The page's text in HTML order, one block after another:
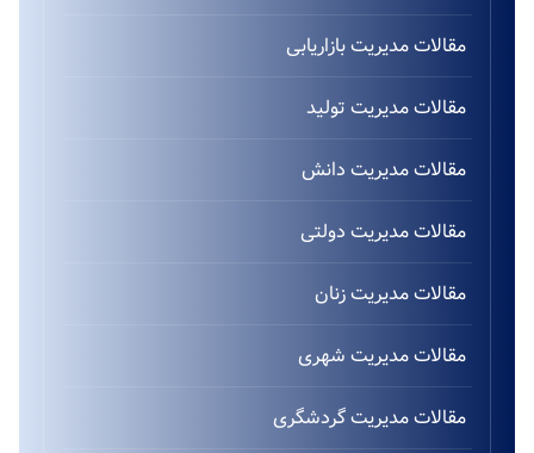
مقالات مدیریت بازاریابی
مقالات مدیریت تولید
مقالات مدیریت دانش
مقالات مدیریت دولتی
مقالات مدیریت زنان
مقالات مدیریت شهری
مقالات مدیریت گردشگری